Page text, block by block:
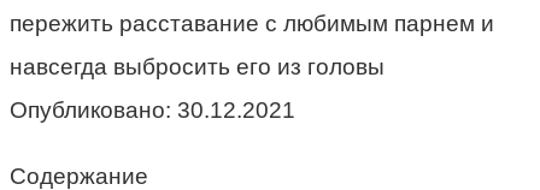
пережить расставание с любимым парнем и
навсегда выбросить его из головы
Опубликовано: 30.12.2021
Содержание